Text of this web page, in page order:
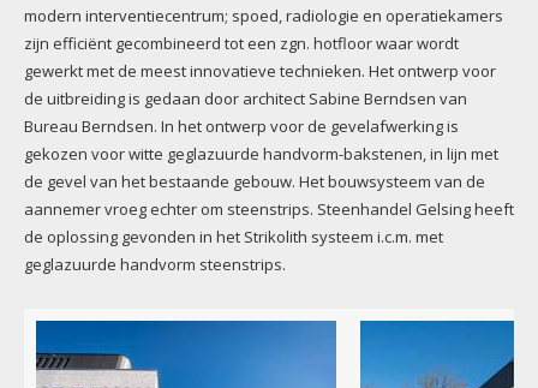
modern interventiecentrum; spoed, radiologie en operatiekamers
zijn efficiënt gecombineerd tot een zgn. hotfloor waar wordt
gewerkt met de meest innovatieve technieken. Het ontwerp voor
de uitbreiding is gedaan door architect Sabine Berndsen van
Bureau Berndsen. In het ontwerp voor de gevelafwerking is
gekozen voor witte geglazuurde handvorm-bakstenen, in lijn met
de gevel van het bestaande gebouw. Het bouwsysteem van de
aannemer vroeg echter om steenstrips. Steenhandel Gelsing heeft
de oplossing gevonden in het Strikolith systeem i.c.m. met
geglazuurde handvorm steenstrips.